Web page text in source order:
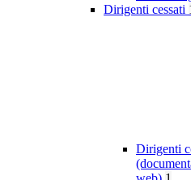
Dirigenti cessati
Dirigenti